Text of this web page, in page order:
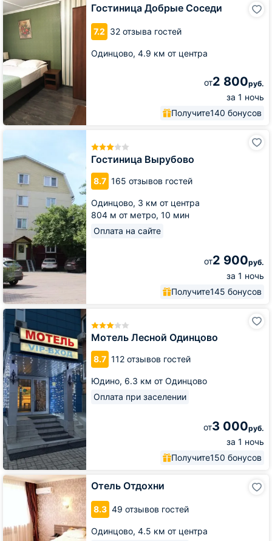
Гостиница Добрые Соседи
7.2 32 отзыва гостей
Одинцово, 4.9 км от центра
от2 800руб.
за 1 ночь
Получите140 бонусов
Добрые
Соседи
Гостиница Вырубово
8.7 165 отзывов гостей
Одинцово, 3 км от центра
804 м от метро, 10 мин
Оплата на сайте
от2 900руб.
за 1 ночь
Получите145 бонусов
Мотель Лесной Одинцово
8.7 112 отзывов гостей
Юдино, 6.3 км от Одинцово
Оплата при заселении
от3 000руб.
за 1 ночь
Получите150 бонусов
Мотель
Лесной
Одинцово
Отель Отдохни
8.3 49 отзывов гостей
Одинцово, 4.5 км от центра
Отель
Отдохни